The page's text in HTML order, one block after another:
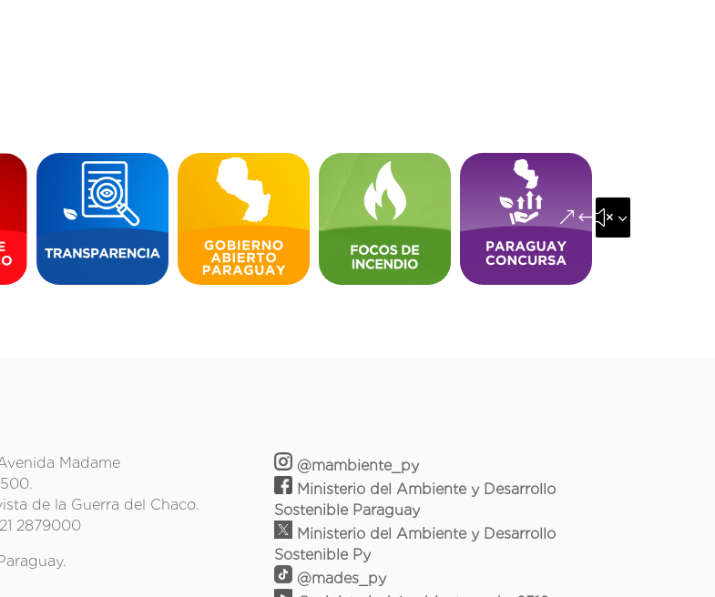
&#x35;
Madame
de la Guerra del Chaco.
2879000
@mambiente_py
Ministerio del Ambiente y Desarrollo
Sostenible Paraguay
Ministerio del Ambiente y Desarrollo
Sostenible Py
@mades_py